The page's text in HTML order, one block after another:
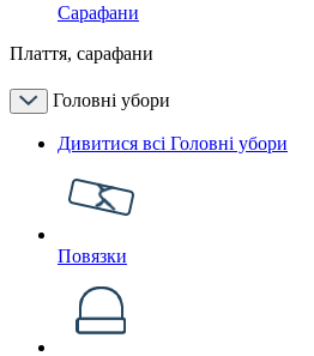
Сарафани
Плаття, сарафани
Головні убори
Дивитися всі Головні убори
Повязки